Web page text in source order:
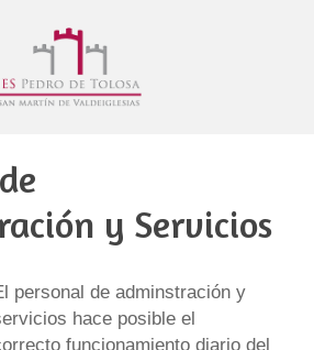
y Servicios
personal de adminstración y
hace posible el
funcionamiento diario del